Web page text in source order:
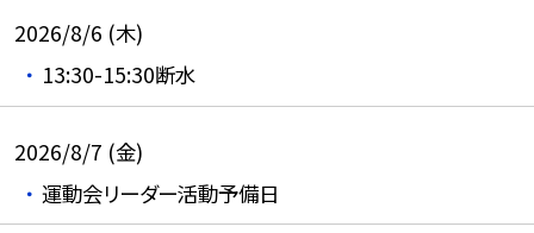
2026/8/6 (木)
13:30-15:30断水
2026/8/7 (金)
運動会リーダー活動予備日